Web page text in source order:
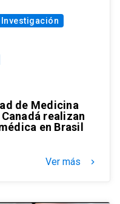
de Medicina
realizan
en Brasil
Ver más keyboard_arrow_right